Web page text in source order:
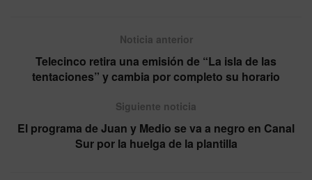
Noticia anterior
Telecinco retira una emisión de “La isla de las
tentaciones” y cambia por completo su horario
Siguiente noticia
El programa de Juan y Medio se va a negro en Canal
Sur por la huelga de la plantilla